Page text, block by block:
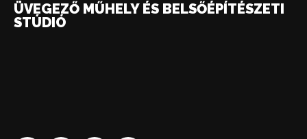
ÜVEGEZŐ MŰHELY ÉS BELSŐÉPÍTÉSZETI
STÚDIÓ